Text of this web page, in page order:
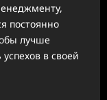
постоянно
лучше
в своей